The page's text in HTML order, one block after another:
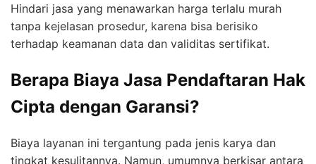
Hindari jasa yang menawarkan harga terlalu murah
tanpa kejelasan prosedur, karena bisa berisiko
terhadap keamanan data dan validitas sertifikat.
Berapa Biaya Jasa Pendaftaran Hak
Cipta dengan Garansi?
Biaya layanan ini tergantung pada jenis karya dan
tingkat kesulitannya. Namun, umumnya berkisar antara